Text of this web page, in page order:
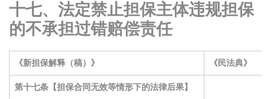
十七、法定禁止担保主体违规担保
的不承担过错赔偿责任
《新担保解释（稿）》 《民法典》
第十七条【担保合同无效等情形下的法律后果】